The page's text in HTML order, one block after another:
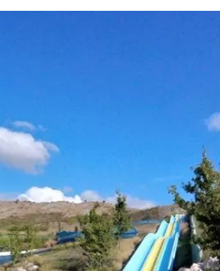
di
Marzo 31,